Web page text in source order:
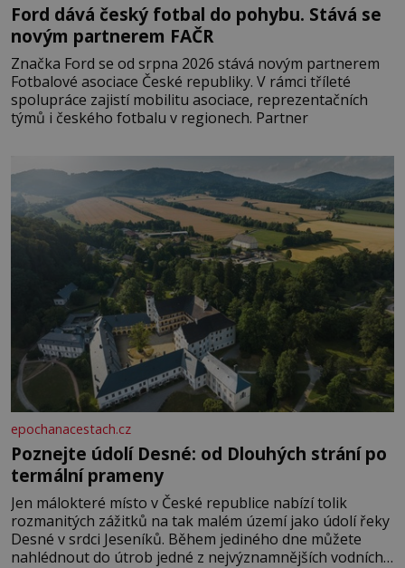
Ford dává český fotbal do pohybu. Stává se
novým partnerem FAČR
Značka Ford se od srpna 2026 stává novým partnerem
Fotbalové asociace České republiky. V rámci tříleté
spolupráce zajistí mobilitu asociace, reprezentačních
týmů i českého fotbalu v regionech. Partner
epochanacestach.cz
Poznejte údolí Desné: od Dlouhých strání po
termální prameny
Jen málokteré místo v České republice nabízí tolik
rozmanitých zážitků na tak malém území jako údolí řeky
Desné v srdci Jeseníků. Během jediného dne můžete
nahlédnout do útrob jedné z nejvýznamnějších vodních